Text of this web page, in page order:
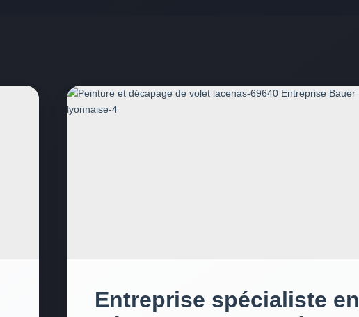
Entreprise spécialiste en